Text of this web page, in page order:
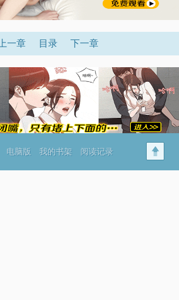
上一章 目录 下一章
电脑版 我的书架 阅读记录